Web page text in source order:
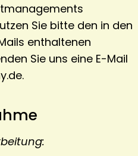
Sie bitte den in den
enthaltenen
Sie uns eine E-Mail